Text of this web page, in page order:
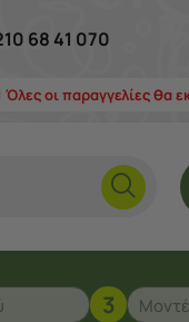
68 41 070
οι παραγγελίες θα
3